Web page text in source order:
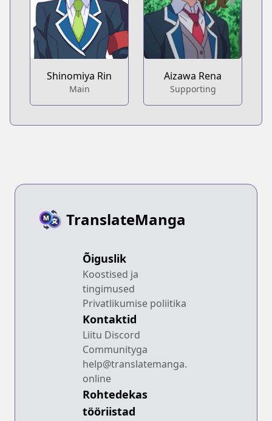
Shinomiya Rin
Main
Aizawa Rena
Supporting
TranslateManga
Õiguslik
Koostised ja
tingimused
Privatlikumise poliitika
Kontaktid
Liitu Discord
Communityga
help@translatemanga.
online
Rohtedekas
tööriistad